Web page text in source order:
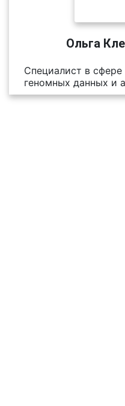
Ольга
Специалист в сфере
геномных данных и